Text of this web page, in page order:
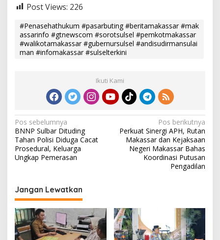
Post Views: 226
#Penasehathukum #pasarbuting #beritamakassar #mak
assarinfo #gtnewscom #sorotsulsel #pemkotmakassar
#walikotamakassar #gubernursulsel #andisudirmansulai
man #infomakassar #sulselterkini
Ikuti Kami
N
a
v
a
s
i
p
Pos sebelumnya
BNNP Sulbar Dituding
Tahan Polisi Diduga Cacat
Prosedural, Keluarga
Ungkap Pemerasan
Pos berikutnya
Perkuat Sinergi APH, Rutan
Makassar dan Kejaksaan
Negeri Makassar Bahas
Koordinasi Putusan
Pengadilan
Jangan Lewatkan